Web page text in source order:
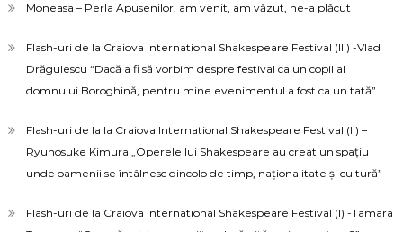
Moneasa – Perla Apusenilor, am venit, am văzut, ne-a plăcut
Flash-uri de la Craiova International Shakespeare Festival (III) -Vlad
Drăgulescu “Dacă a fi să vorbim despre festival ca un copil al
domnului Boroghină, pentru mine evenimentul a fost ca un tată”
Flash-uri de la la Craiova International Shakespeare Festival (II) –
Ryunosuke Kimura „Operele lui Shakespeare au creat un spațiu
unde oamenii se întâlnesc dincolo de timp, naționalitate și cultură”
Flash-uri de la Craiova International Shakespeare Festival (I) -Tamara